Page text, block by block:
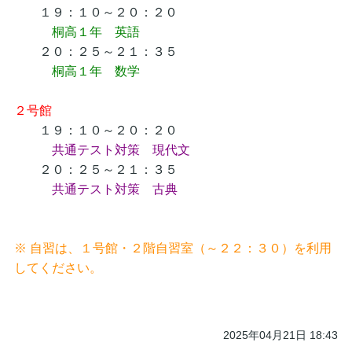
１９：１０～２０：２０
桐高１年 英語
２０：２５～２１：３５
桐高１年 数学
２号館
１９：１０～２０：２０
共通テスト対策 現代文
２０：２５～２１：３５
共通テスト対策 古典
※ 自習は、１号館・２階自習室（～２２：３０）を利用
してください。
2025年04月21日 18:43